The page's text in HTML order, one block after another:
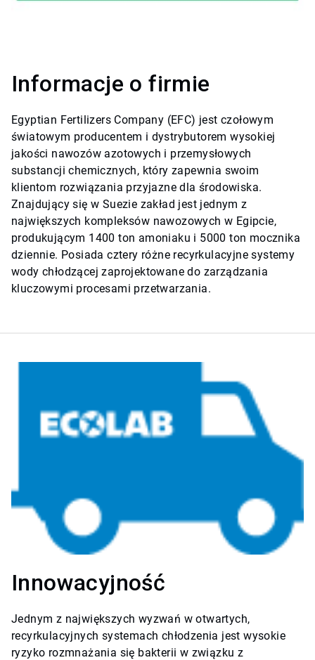
Informacje o firmie
Egyptian Fertilizers Company (EFC) jest czołowym
światowym producentem i dystrybutorem wysokiej
jakości nawozów azotowych i przemysłowych
substancji chemicznych, który zapewnia swoim
klientom rozwiązania przyjazne dla środowiska.
Znajdujący się w Suezie zakład jest jednym z
największych kompleksów nawozowych w Egipcie,
produkującym 1400 ton amoniaku i 5000 ton mocznika
dziennie. Posiada cztery różne recyrkulacyjne systemy
wody chłodzącej zaprojektowane do zarządzania
kluczowymi procesami przetwarzania.
Innowacyjność
Jednym z największych wyzwań w otwartych,
recyrkulacyjnych systemach chłodzenia jest wysokie
ryzyko rozmnażania się bakterii w związku z